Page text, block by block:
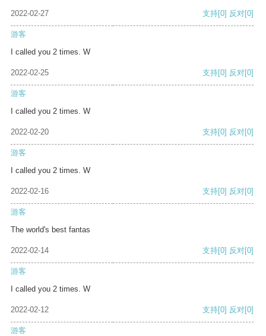
2022-02-27 支持[0] 反对[0]
游客
I called you 2 times. W
2022-02-25 支持[0] 反对[0]
游客
I called you 2 times. W
2022-02-20 支持[0] 反对[0]
游客
I called you 2 times. W
2022-02-16 支持[0] 反对[0]
游客
The world's best fantas
2022-02-14 支持[0] 反对[0]
游客
I called you 2 times. W
2022-02-12 支持[0] 反对[0]
游客